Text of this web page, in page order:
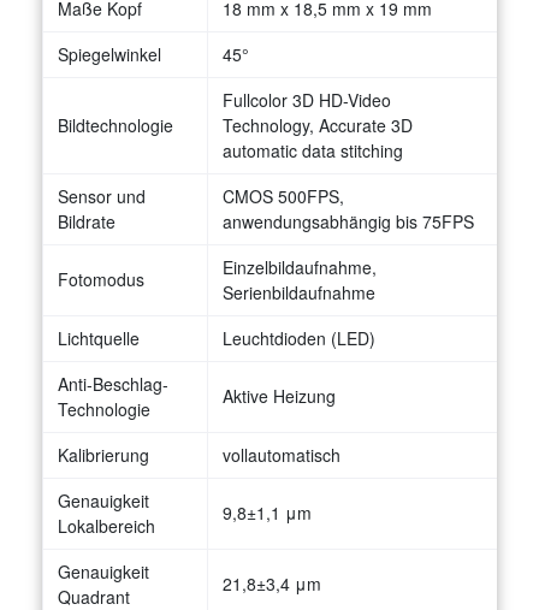
Maße Kopf
18 mm x 18,5 mm x 19 mm
Spiegelwinkel
45°
Bildtechnologie
Fullcolor 3D HD-Video
Technology, Accurate 3D
automatic data stitching
Sensor und
Bildrate
CMOS 500FPS,
anwendungsabhängig bis 75FPS
Fotomodus
Einzelbildaufnahme,
Serienbildaufnahme
Lichtquelle
Leuchtdioden (LED)
Anti-Beschlag-
Technologie
Aktive Heizung
Kalibrierung
vollautomatisch
Genauigkeit
Lokalbereich
9,8±1,1 μm
Genauigkeit
Quadrant
21,8±3,4 μm